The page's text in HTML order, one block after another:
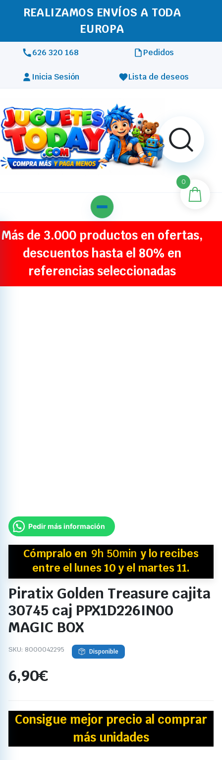
REALIZAMOS ENVÍOS A TODA
EUROPA
626 320 168 Pedidos
Inicia Sesión Lista de deseos
Más de 3.000 productos en ofertas,
descuentos hasta el 80% en
referencias seleccionadas
Pedir más información
Cómpralo en 9h 50min y lo recibes
entre el lunes 10 y el martes 11.
Piratix Golden Treasure cajita
30745 caj PPX1D226IN00
MAGIC BOX
SKU: 8000042295 Disponible
6,90€
Consigue mejor precio al comprar
más unidades
0